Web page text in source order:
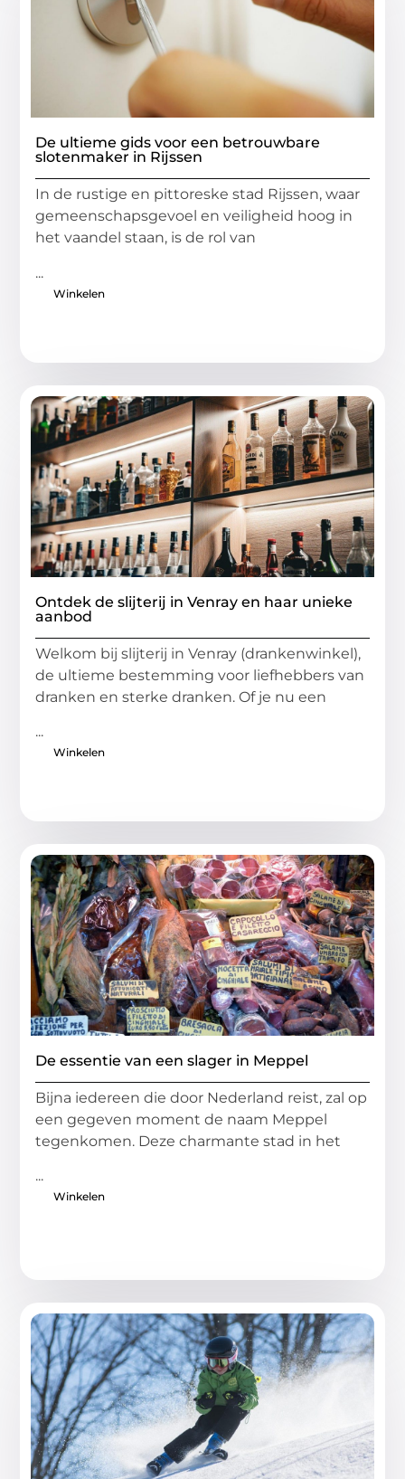
De ultieme gids voor een betrouwbare
slotenmaker in Rijssen
In de rustige en pittoreske stad Rijssen, waar
gemeenschapsgevoel en veiligheid hoog in
het vaandel staan, is de rol van
...
Winkelen
Ontdek de slijterij in Venray en haar unieke
aanbod
Welkom bij slijterij in Venray (drankenwinkel),
de ultieme bestemming voor liefhebbers van
dranken en sterke dranken. Of je nu een
...
Winkelen
De essentie van een slager in Meppel
Bijna iedereen die door Nederland reist, zal op
een gegeven moment de naam Meppel
tegenkomen. Deze charmante stad in het
...
Winkelen